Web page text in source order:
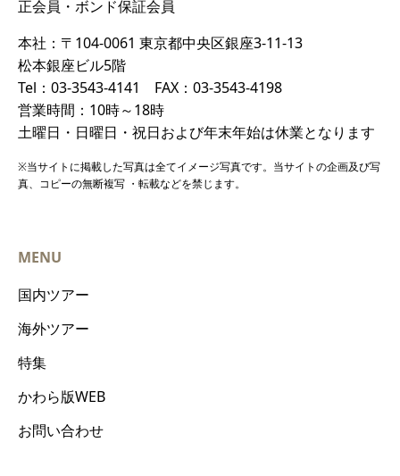
正会員・ボンド保証会員
本社：〒104-0061 東京都中央区銀座3-11-13
松本銀座ビル5階
Tel：03-3543-4141 FAX：03-3543-4198
営業時間：10時～18時
土曜日・日曜日・祝日および年末年始は休業となります
※当サイトに掲載した写真は全てイメージ写真です。当サイトの企画及び写
真、コピーの無断複写 ・転載などを禁じます。
MENU
国内ツアー
海外ツアー
特集
かわら版WEB
お問い合わせ